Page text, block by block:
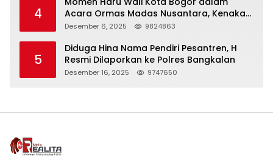
4
Acara Ormas Madas Nusantara, Kenakan
Peci Hitam Tinggi sebagai Simbol
Desember 6, 2025 9824863
5
Diduga Hina Nama Pendiri Pesantren, H
Resmi Dilaporkan ke Polres Bangkalan
Desember 16, 2025 9747650